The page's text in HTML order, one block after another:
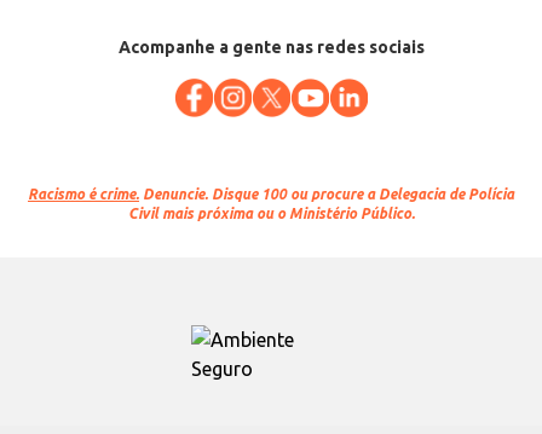
Acompanhe a gente nas redes sociais
Racismo é crime. Denuncie. Disque 100 ou procure a Delegacia de Polícia
Civil mais próxima ou o Ministério Público.